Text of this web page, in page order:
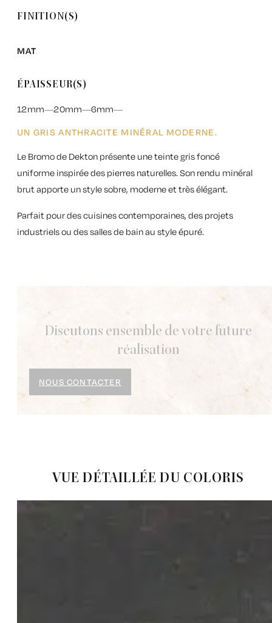
FINITION(S)
MAT
ÉPAISSEUR(S)
12mm 20mm 6mm
UN GRIS ANTHRACITE MINÉRAL MODERNE.
Le Bromo de Dekton présente une teinte gris foncé
uniforme inspirée des pierres naturelles. Son rendu minéral
brut apporte un style sobre, moderne et très élégant.
Parfait pour des cuisines contemporaines, des projets
industriels ou des salles de bain au style épuré.
Discutons ensemble de votre future
réalisation
NOUS CONTACTER
VUE DÉTAILLÉE DU COLORIS